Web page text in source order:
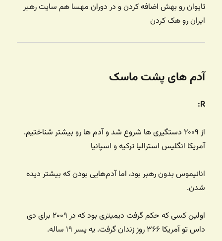
تایوان رو بهش اضافه کردن و در دوران مهسا هم سایت رهبر
ایران رو هک کردن
آدم های پشت ماسک
از ۲۰۰۹ دستگیری ها شروع شد و آدم ها رو بیشتر شناختیم.
آمریکا انگلیس استرالیا ترکیه و اسپانیا
انانیموس بدون رهبر بود، اما آدم‌هایی بودن که بیشتر دیده
شدن.
اولین کسی که حکم گرفت دیمیتری بود که در ۲۰۰۹ برای دی
داس تو آمریکا ۳۶۶ روز زندان گرفت. یه پسر ۱۹ ساله.